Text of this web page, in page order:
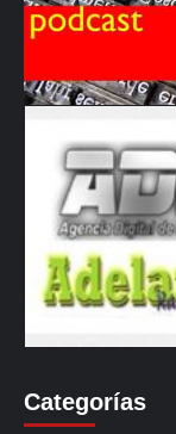
Categorías